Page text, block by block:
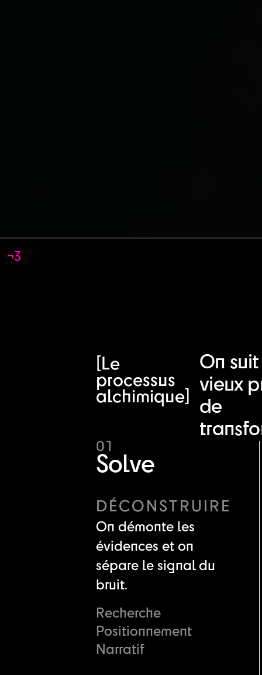
¬3
[Le
processus
alchimique]
On
vieux
de
01
Solve
DÉCONSTRUIRE
On démonte les
évidences et on
sépare le signal du
bruit.
Recherche
Positionnement
Narratif